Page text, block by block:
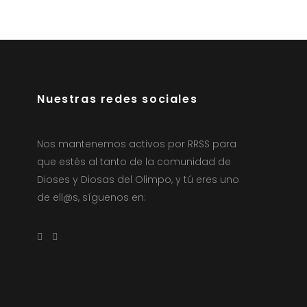
Nuestras redes sociales
Nos mantenemos activos por RRSS para
que estés al tanto de la comunidad de
Dioses y Diosas del Olimpo, y tú eres uno
de ell@s, síguenos en: